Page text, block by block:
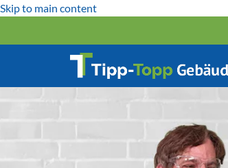
Skip to main content